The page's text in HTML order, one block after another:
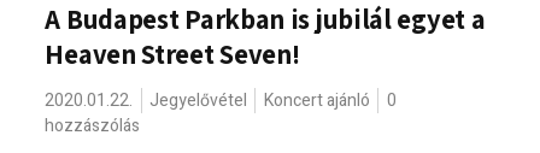
A Budapest Parkban is jubilál egyet a
Heaven Street Seven!
2020.01.22. Jegyelővétel Koncert ajánló
0
hozzászólás